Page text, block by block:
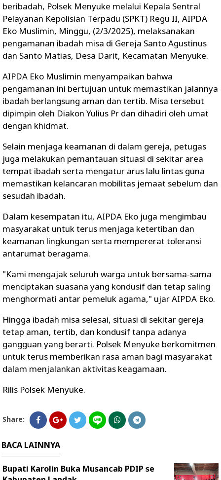
beribadah, Polsek Menyuke melalui Kepala Sentral
Pelayanan Kepolisian Terpadu (SPKT) Regu II, AIPDA
Eko Muslimin, Minggu, (2/3/2025), melaksanakan
pengamanan ibadah misa di Gereja Santo Agustinus
dan Santo Matias, Desa Darit, Kecamatan Menyuke.
AIPDA Eko Muslimin menyampaikan bahwa
pengamanan ini bertujuan untuk memastikan jalannya
ibadah berlangsung aman dan tertib. Misa tersebut
dipimpin oleh Diakon Yulius Pr dan dihadiri oleh umat
dengan khidmat.
Selain menjaga keamanan di dalam gereja, petugas
juga melakukan pemantauan situasi di sekitar area
tempat ibadah serta mengatur arus lalu lintas guna
memastikan kelancaran mobilitas jemaat sebelum dan
sesudah ibadah.
Dalam kesempatan itu, AIPDA Eko juga mengimbau
masyarakat untuk terus menjaga ketertiban dan
keamanan lingkungan serta mempererat toleransi
antarumat beragama.
"Kami mengajak seluruh warga untuk bersama-sama
menciptakan suasana yang kondusif dan tetap saling
menghormati antar pemeluk agama," ujar AIPDA Eko.
Hingga ibadah misa selesai, situasi di sekitar gereja
tetap aman, tertib, dan kondusif tanpa adanya
gangguan yang berarti. Polsek Menyuke berkomitmen
untuk terus memberikan rasa aman bagi masyarakat
dalam menjalankan aktivitas keagamaan.
Rilis Polsek Menyuke.
Share:
BACA LAINNYA
Bupati Karolin Buka Musancab PDIP se